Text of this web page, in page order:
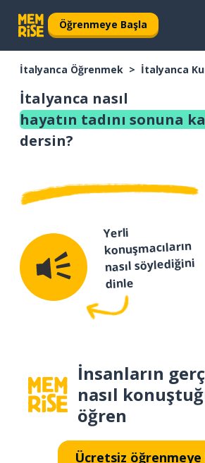
Öğrenmeye Başla
İtalyanca Öğrenmek İtalyanca
İtalyanca nasıl
hayatın tadını sonuna
dersin?
Yerli
konuşmacıların
nasıl söylediğini
dinle
İnsanların
nasıl
öğren
Ücretsiz öğrenmeye